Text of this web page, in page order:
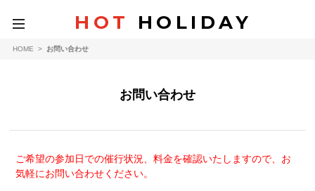
toggle
navigation
HOT HOLIDAY
HOME > お問い合わせ
お問い合わせ
ご希望の参加日での催行状況、料金を確認いたしますので、お
気軽にお問い合わせください。